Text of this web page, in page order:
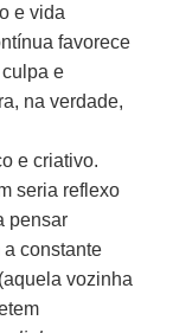
e vida
favorece
e
na verdade,
e criativo.
seria reflexo
pensar
constante
vozinha